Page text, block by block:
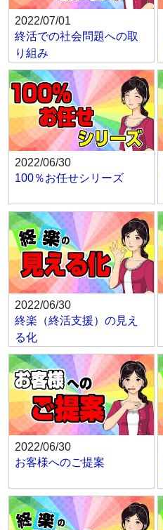
2022/07/01
終活での社会問題への取
り組み
2022/06/30
100％お任せシリーズ
2022/06/30
終楽（終活支援）の見え
る化
2022/06/30
お客様へのご提案